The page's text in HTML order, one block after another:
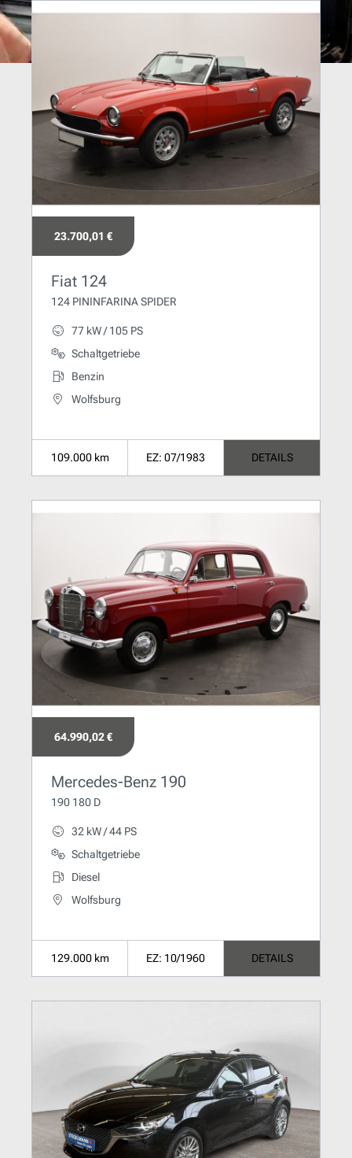
23.700,01 €
Fiat 124
124 PININFARINA SPIDER
77 kW / 105 PS
Schaltgetriebe
Benzin
Wolfsburg
109.000 km EZ: 07/1983 DETAILS
64.990,02 €
Mercedes-Benz 190
190 180 D
32 kW / 44 PS
Schaltgetriebe
Diesel
Wolfsburg
129.000 km EZ: 10/1960 DETAILS